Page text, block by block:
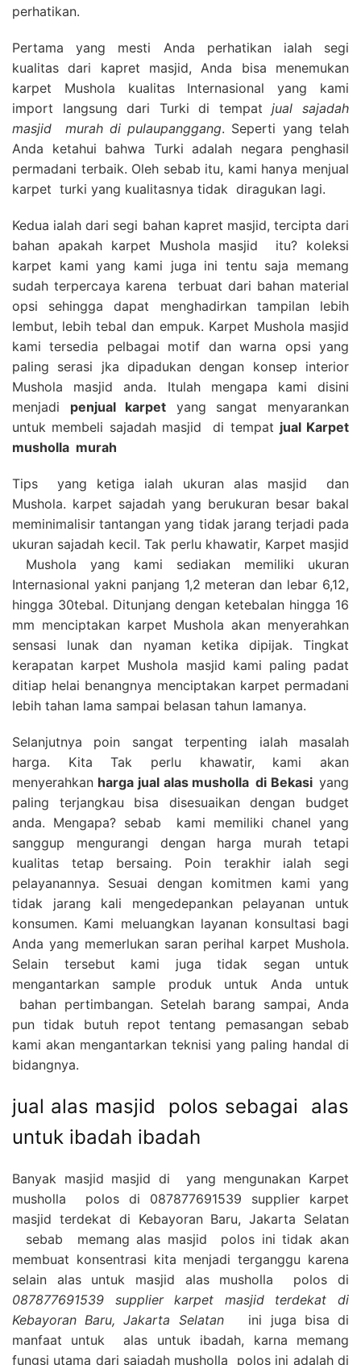
perhatikan.
Pertama yang mesti Anda perhatikan ialah segi
kualitas dari kapret masjid, Anda bisa menemukan
karpet Mushola kualitas Internasional yang kami
import langsung dari Turki di tempatjual sajadah
masjid
murah di pulaupanggang. Seperti yang telah
Anda ketahui bahwa Turki adalah negara penghasil
permadani terbaik. Oleh sebab itu, kami hanya menjual
karpet turki yang kualitasnya tidak diragukan lagi.
Kedua ialah dari segi bahan kapret masjid, tercipta dari
bahan apakah karpet Mushola masjid itu? koleksi
karpet kami yang kami juga ini tentu saja memang
sudah terpercaya karena terbuat dari bahan material
opsi sehingga dapat menghadirkan tampilan lebih
lembut, lebih tebal dan empuk. Karpet Mushola masjid
kami tersedia pelbagai motif dan warna opsi yang
paling serasi jka dipadukan dengan konsep interior
Mushola masjid anda. Itulah mengapa kami disini
menjadi penjual karpet yang sangat menyarankan
untuk membeli sajadah masjid di tempat jual Karpet
musholla murah
Tips yang ketiga ialah ukuran alas masjid dan
Mushola. karpet sajadah yang berukuran besar bakal
meminimalisir tantangan yang tidak jarang terjadi pada
ukuran sajadah kecil. Tak perlu khawatir, Karpet masjid
Mushola yang kami sediakan memiliki ukuran
Internasional yakni panjang 1,2 meteran dan lebar 6,12,
hingga 30tebal. Ditunjang dengan ketebalan hingga 16
mm menciptakan karpet Mushola akan menyerahkan
sensasi lunak dan nyaman ketika dipijak. Tingkat
kerapatan karpet Mushola masjid kami paling padat
ditiap helai benangnya menciptakan karpet permadani
lebih tahan lama sampai belasan tahun lamanya.
Selanjutnya poin sangat terpenting ialah masalah
harga. Kita Tak perlu khawatir, kami akan
menyerahkan harga jual alas musholla di Bekasiyang
paling terjangkau bisa disesuaikan dengan budget
anda. Mengapa? sebab kami memiliki chanel yang
sanggup mengurangi dengan harga murah tetapi
kualitas tetap bersaing. Poin terakhir ialah segi
pelayanannya. Sesuai dengan komitmen kami yang
tidak jarang kali mengedepankan pelayanan untuk
konsumen. Kami meluangkan layanan konsultasi bagi
Anda yang memerlukan saran perihal karpet Mushola.
Selain tersebut kami juga tidak segan untuk
mengantarkan sample produk untuk Anda untuk
bahan pertimbangan. Setelah barang sampai, Anda
pun tidak butuh repot tentang pemasangan sebab
kami akan mengantarkan teknisi yang paling handal di
bidangnya.
jual alas masjid polos sebagai alas
untuk ibadah ibadah
Banyak masjid masjid di yang mengunakan Karpet
musholla polos di 087877691539 supplier karpet
masjid terdekat di Kebayoran Baru, Jakarta Selatan
sebab memang alas masjid polos ini tidak akan
membuat konsentrasi kita menjadi terganggu karena
selain alas untuk masjid alas musholla polos di
087877691539 supplier karpet masjid terdekat di
Kebayoran Baru, Jakarta Selatan
ini juga bisa di
manfaat untuk alas untuk ibadah, karna memang
fungsi utama dari sajadah musholla polos ini adalah di